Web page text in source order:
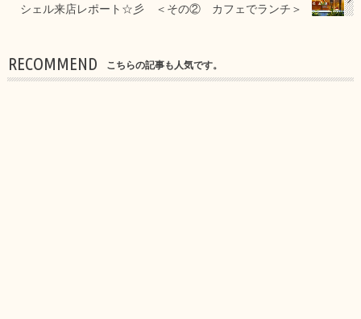
シェル来店レポート☆彡 ＜その② カフェでランチ＞
RECOMMEND こちらの記事も人気です。